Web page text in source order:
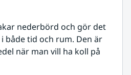
nederbörd och gör det
både tid och rum. Den är
när man vill ha koll på